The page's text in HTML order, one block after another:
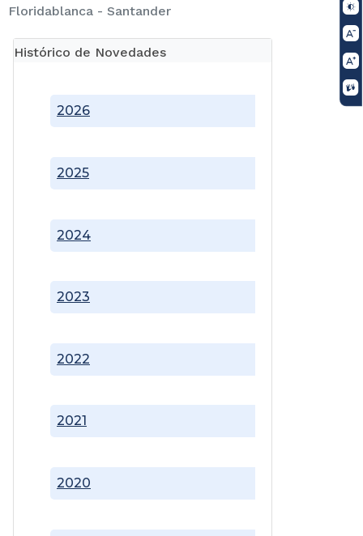
Floridablanca - Santander
Histórico de Novedades
2020
2021
2022
2023
2024
2025
2026